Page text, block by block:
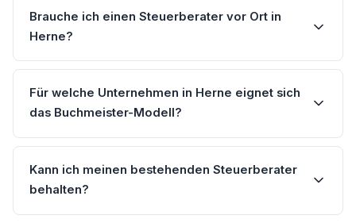
Brauche ich einen Steuerberater vor Ort in
Herne?
Für welche Unternehmen in Herne eignet sich
das Buchmeister-Modell?
Kann ich meinen bestehenden Steuerberater
behalten?